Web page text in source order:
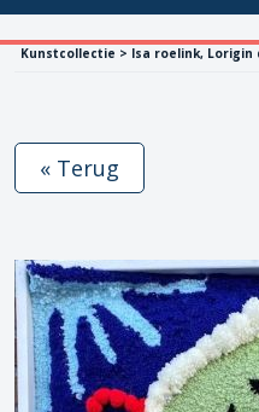
Kunstcollectie > Isa roelink, Lorigin
« Terug